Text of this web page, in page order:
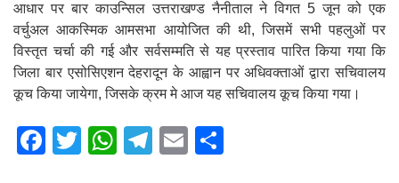
आधार पर बार काउन्सिल उत्तराखण्ड नैनीताल ने विगत 5 जून को एक
वर्चुअल आकस्मिक आमसभा आयोजित की थी, जिसमें सभी पहलुओं पर
विस्तृत चर्चा की गई और सर्वसम्मति से यह प्रस्ताव पारित किया गया कि
जिला बार एसोसिएशन देहरादून के आह्वान पर अधिवक्ताओं द्वारा सचिवालय
कूच किया जायेगा, जिसके क्रम मे आज यह सचिवालय कूच किया गया।
F
T
W
T
E